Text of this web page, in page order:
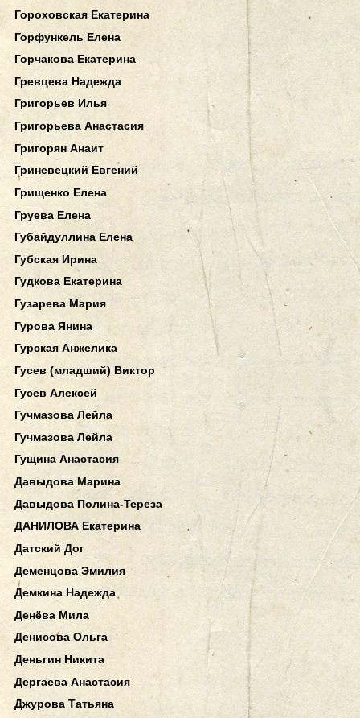
Гороховская Екатерина
Горфункель Елена
Горчакова Екатерина
Гревцева Надежда
Григорьев Илья
Григорьева Анастасия
Григорян Анаит
Гриневецкий Евгений
Грищенко Елена
Груева Елена
Губайдуллина Елена
Губская Ирина
Гудкова Екатерина
Гузарева Мария
Гурова Янина
Гурская Анжелика
Гусев (младший) Виктор
Гусев Алексей
Гучмазова Лейла
Гучмазова Лейла
Гущина Анастасия
Давыдова Марина
Давыдова Полина-Тереза
ДАНИЛОВА Екатерина
Датский Дог
Деменцова Эмилия
Демкина Надежда
Денёва Мила
Денисова Ольга
Деньгин Никита
Дергаева Анастасия
Джурова Татьяна